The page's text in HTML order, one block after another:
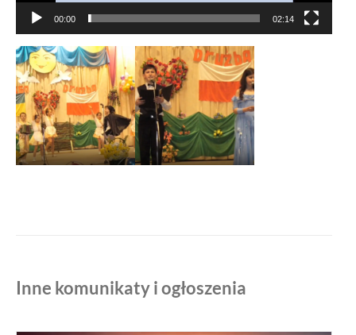
00:00 02:14
Inne komunikaty i ogłoszenia